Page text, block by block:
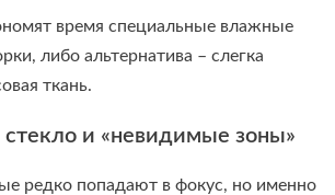
время специальные влажные
либо альтернатива – слегка
ткань.
стекло и «невидимые зоны»
редко попадают в фокус, но именно